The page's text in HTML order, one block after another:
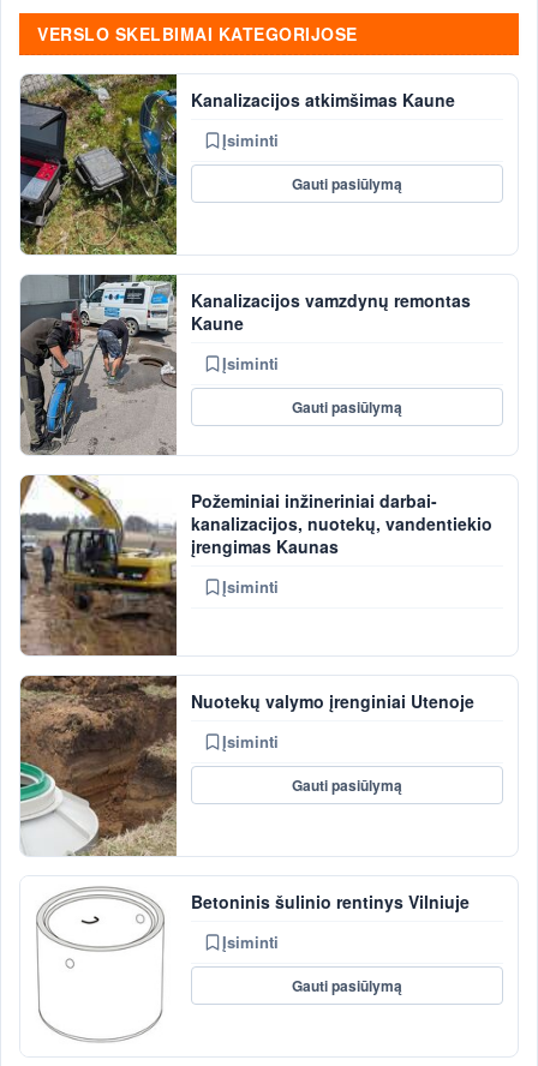
VERSLO SKELBIMAI KATEGORIJOSE
Kanalizacijos atkimšimas Kaune
Įsiminti
Gauti pasiūlymą
Kanalizacijos vamzdynų remontas
Kaune
Įsiminti
Gauti pasiūlymą
Požeminiai inžineriniai darbai-
kanalizacijos, nuotekų, vandentiekio
įrengimas Kaunas
Įsiminti
Nuotekų valymo įrenginiai Utenoje
Įsiminti
Gauti pasiūlymą
Betoninis šulinio rentinys Vilniuje
Įsiminti
Gauti pasiūlymą